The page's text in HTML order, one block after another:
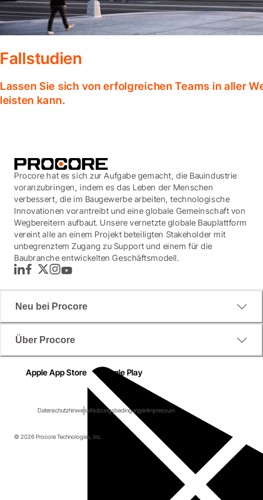
Fallstudien
Lassen Sie sich von erfolgreichen Teams in aller
leisten kann.
Procore hat es sich zur Aufgabe gemacht, die Bauindustrie
voranzubringen, indem es das Leben der Menschen
verbessert, die im Baugewerbe arbeiten, technologische
Innovationen vorantreibt und eine globale Gemeinschaft von
Wegbereitern aufbaut. Unsere vernetzte globale Bauplattform
vereint alle an einem Projekt beteiligten Stakeholder mit
unbegrenztem Zugang zu Support und einem für die
Baubranche entwickelten Geschäftsmodell.
LinkedInFacebook
TwitterInstagram
YouTube
Neu bei Procore
Über Procore
Apple App Store Google Play
DatenschutzhinweiseNutzungsbedingungenImpressum
© 2026 Procore Technologies, Inc.